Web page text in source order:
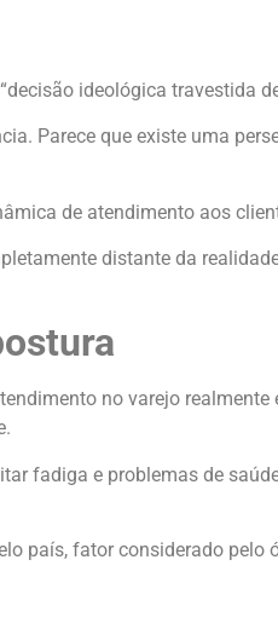
ideológica travestida
Parece que existe uma
de atendimento aos
distante da
no varejo realmente
fadiga e problemas de
país, fator considerado pelo